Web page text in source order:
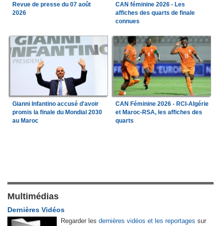
Revue de presse du 07 août
2026
CAN féminine 2026 - Les
affiches des quarts de finale
connues
Gianni Infantino accusé d'avoir
promis la finale du Mondial 2030
au Maroc
CAN Féminine 2026 - RCI-Algérie
et Maroc-RSA, les affiches des
quarts
Multimédias
Dernières Vidéos
Regarder les dernières vidéos et les reportages sur